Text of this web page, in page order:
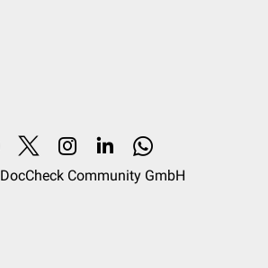
DocCheck Community GmbH